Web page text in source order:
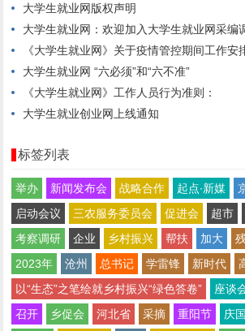
大学生就业网版权声明
大学生就业网：欢迎加入大学生就业网采编
《大学生就业网》关于疫情管控期间工作安
大学生就业网 “六必须”和“六不准”
《大学生就业网》工作人员行为准则：
大学生就业创业网上线通知
标签列表
举办 新闻发布会 战略合作 起点∙新媒
启动会议
三农服务委员会 促进会 超市
考察调研
企业 乡村振兴 帮扶 加大
2023年
沧州 总书记 学雷锋 新时代
以“生态”之笔绘就乡村振兴“绿色答卷”
座谈
召开
乡促会 河北省 采摘 重阳节 庆